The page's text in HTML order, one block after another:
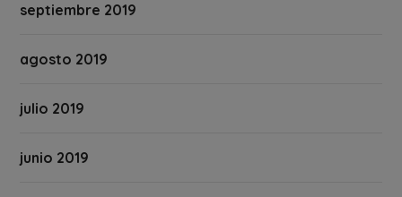
septiembre 2019
agosto 2019
julio 2019
junio 2019